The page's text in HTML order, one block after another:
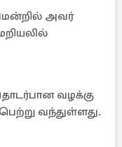
அவர்
வழக்கு
வந்துள்ளது.